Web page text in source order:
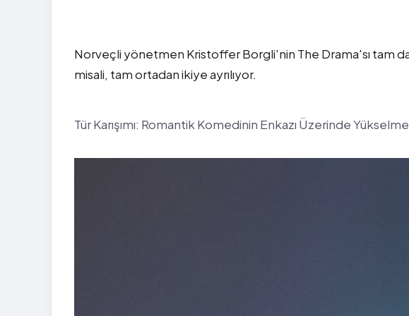
Norveçli yönetmen Kristoffer Borgli'nin The Drama'sı tam
misali, tam ortadan ikiye ayrılıyor.
Tür Karışımı: Romantik Komedinin Enkazı Üzerinde